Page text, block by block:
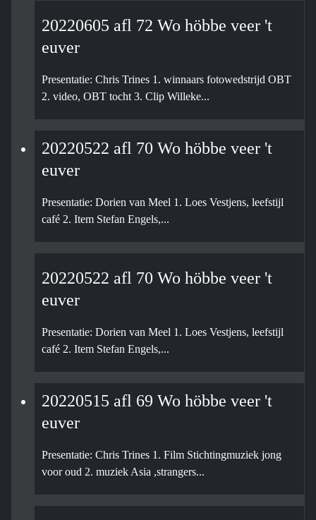
20220605 afl 72 Wo höbbe veer 't
euver
Presentatie: Chris Trines 1. winnaars fotowedstrijd OBT
2. video, OBT tocht 3. Clip Willeke...
20220522 afl 70 Wo höbbe veer 't
euver
Presentatie: Dorien van Meel 1. Loes Vestjens, leefstijl
café 2. Item Stefan Engels,...
20220522 afl 70 Wo höbbe veer 't
euver
Presentatie: Dorien van Meel 1. Loes Vestjens, leefstijl
café 2. Item Stefan Engels,...
20220515 afl 69 Wo höbbe veer 't
euver
Presentatie: Chris Trines 1. Film Stichtingmuziek jong
voor oud 2. muziek Asia ,strangers...